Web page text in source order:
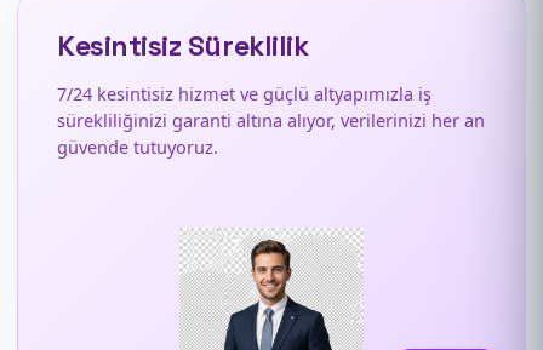
Kesintisiz Süreklilik
7/24 kesintisiz hizmet ve güçlü altyapımızla iş
sürekliliğinizi garanti altına alıyor, verilerinizi her an
güvende tutuyoruz.